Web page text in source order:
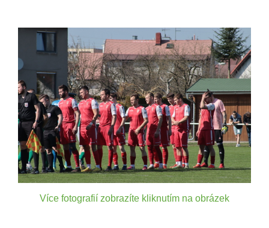
Více fotografií zobrazíte kliknutím na obrázek